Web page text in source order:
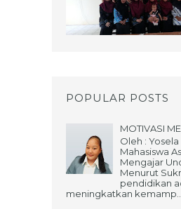
POPULAR POSTS
MOTIVASI
Oleh :
Mahasiswa
Mengajar
Menurut
pendidikan
meningkatkan kemamp...